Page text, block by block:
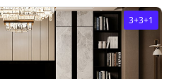
3+3+1